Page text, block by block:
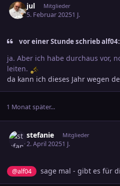
jul Mitglieder
5. Februar 20251 J.
vor einer Stunde schrieb alf04:
ja. Aber ich habe durchaus vor,
leiten.
da kann ich dieses Jahr wegen
1 Monat später...
stefanie Mitglieder
2. April 20251 J.
@alf04 sage mal - gibt es für